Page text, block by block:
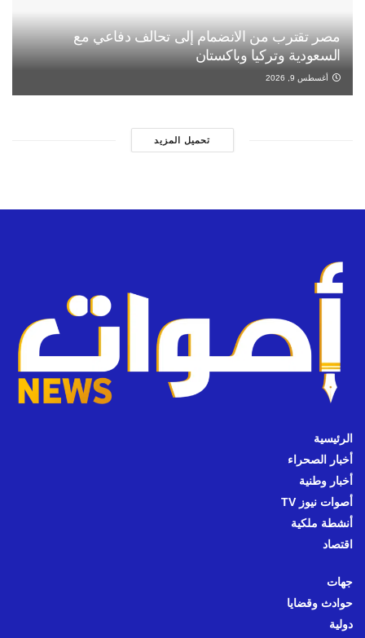
مصر تقترب من الانضمام إلى تحالف دفاعي مع
السعودية وتركيا وباكستان
أغسطس 9, 2026
تحميل المزيد
الرئيسية
أخبار الصحراء
أخبار وطنية
أصوات نيوز TV
أنشطة ملكية
اقتصاد
جهات
حوادث وقضايا
دولية